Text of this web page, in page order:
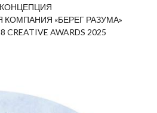
«БЕРЕГ РАЗУМА»
AWARDS 2025